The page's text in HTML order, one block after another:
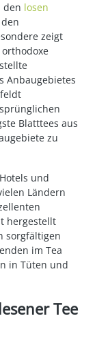
den losen
zeigt
Anbaugebietes
Blatttees aus
zu
und
Ländern
hergestellt
sorgfältigen
im Tea
in Tüten und
Tee